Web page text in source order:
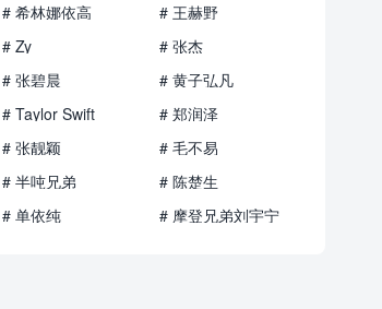
# 希林娜依高
# 王赫野
# Zy
# 张杰
# 张碧晨
# 黄子弘凡
# Taylor Swift
# 郑润泽
# 张靓颖
# 毛不易
# 半吨兄弟
# 陈楚生
# 单依纯
# 摩登兄弟刘宇宁